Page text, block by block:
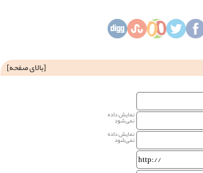
[بالای صفحه]
نمایش داده
نمی‌شود
نمایش داده
نمی‌شود